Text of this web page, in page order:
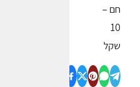
חם –
10
שקל